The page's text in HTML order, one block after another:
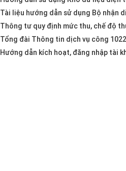
Tài liệu hướng dẫn sử dụng Bộ nhận
Thông tư quy định mức thu, chế độ
Tổng đài Thông tin dịch vụ công
Hướng dẫn kích hoạt, đăng nhập tài